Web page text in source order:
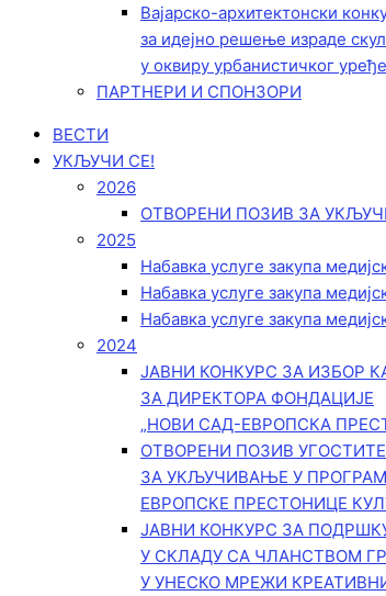
Вајарско-архитектонски
за идејно решење израде
у оквиру урбанистичког
ПАРТНЕРИ И СПОНЗОРИ
ВЕСТИ
УКЉУЧИ СЕ!
2026
ОТВОРЕНИ ПОЗИВ ЗА
2025
Набавка услуге закупа
Набавка услуге закупа
Набавка услуге закупа
2024
ЈАВНИ КОНКУРС ЗА ИЗБОР
ЗА ДИРЕКТОРА ФОНДАЦИЈЕ
„НОВИ САД-ЕВРОПСКА
ОТВОРЕНИ ПОЗИВ
ЗА УКЉУЧИВАЊЕ У ПРОГРАМ
ЕВРОПСКЕ ПРЕСТОНИЦЕ
ЈАВНИ КОНКУРС ЗА
У СКЛАДУ СА ЧЛАНСТВОМ
У УНЕСКО МРЕЖИ